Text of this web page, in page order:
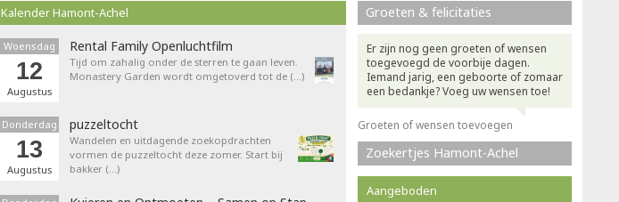
Kalender Hamont-Achel
Woensdag
12
Augustus
Rental Family Openluchtfilm
Tijd om zahalig onder de sterren te gaan leven.
Monastery Garden wordt omgetoverd tot de (…)
Donderdag
13
Augustus
puzzeltocht
Wandelen en uitdagende zoekopdrachten
vormen de puzzeltocht deze zomer. Start bij
bakker (…)
Groeten & felicitaties
Er zijn nog geen groeten of wensen
toegevoegd de voorbije dagen.
Iemand jarig, een geboorte of zomaar
een bedankje? Voeg uw wensen toe!
Groeten of wensen toevoegen
Zoekertjes Hamont-Achel
Aangeboden